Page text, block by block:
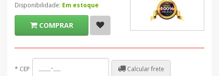
Disponibilidade: Em estoque
COMPRAR
* CEP Calcular frete